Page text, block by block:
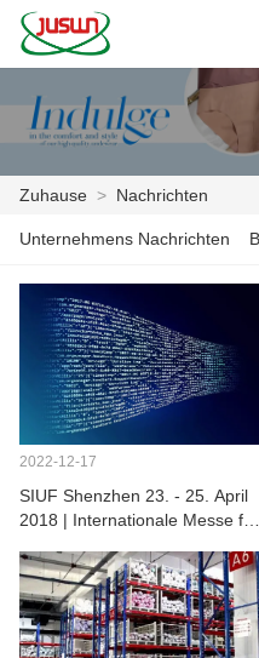
ZUHAUSE
PRODUKTE
NACHRICHTEN
DER FALL
FABRIK
KONTAKTIERE UNS
ÜBER UNS
Deutsch
Zuhause > Nachrichten
Unternehmens Nachrichten
2022-12-17
SIUF Shenzhen 23. - 25. April
2018 | Internationale Messe für